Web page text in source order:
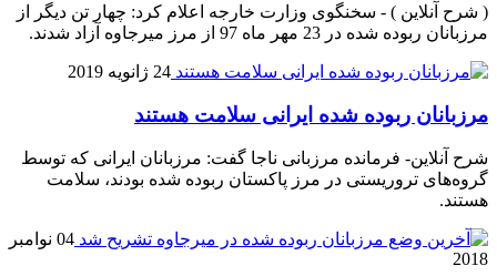
( شرح آنلاین ) - سخنگوی وزارت خارجه اعلام کرد: چهار تن دیگر از
مرزبانان ربوده شده در 23 مهر ماه 97 از مرز میرجاوه آزاد شدند.
24 ژانویه 2019
مرزبانان ربوده شده ایرانی سلامت هستند
شرح آنلاین- فرمانده مرزبانی ناجا گفت: مرزبانان ایرانی که توسط
گروه‌های تروریستی در مرز پاکستان ربوده شده بودند، سلامت
هستند.
04 نوامبر
2018